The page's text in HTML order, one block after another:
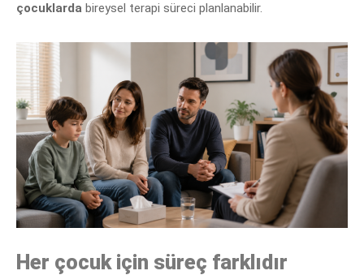
çocuklarda bireysel terapi süreci planlanabilir.
Her çocuk için süreç farklıdır